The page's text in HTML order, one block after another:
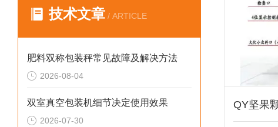
技术文章 / ARTICLE
肥料双称包装秤常见故障及解决方法
2026-08-04
双室真空包装机细节决定使用效果
2026-07-30